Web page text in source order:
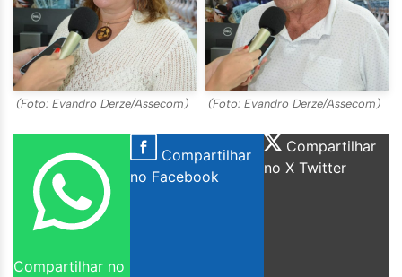
(Foto: Evandro Derze/Assecom) (Foto: Evandro Derze/Assecom)
Compartilhar no
Compartilhar
no Facebook
Compartilhar
no X Twitter